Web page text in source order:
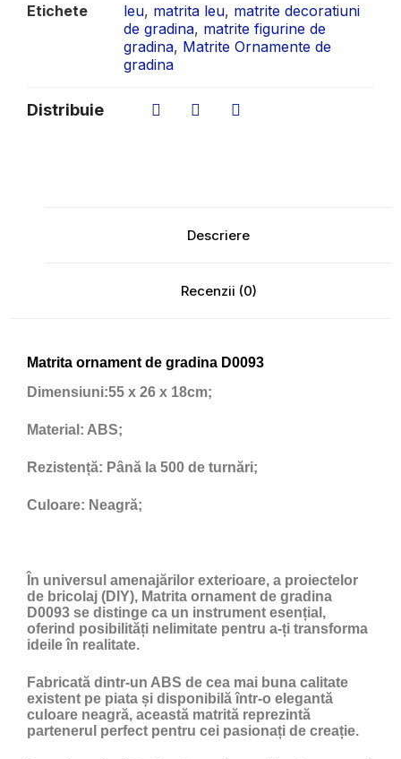
Etichete
leu, matrita leu, matrite decoratiuni
de gradina, matrite figurine de
gradina, Matrite Ornamente de
gradina
Distribuie
Descriere
Recenzii (0)
Matrita ornament de gradina D0093
Dimensiuni:55 x 26 x 18cm;
Material: ABS;
Rezistență: Până la 500 de turnări;
Culoare: Neagră;
În universul amenajărilor exterioare, a proiectelor
de bricolaj (DIY), Matrita ornament de gradina
D0093 se distinge ca un instrument esențial,
oferind posibilități nelimitate pentru a-ți transforma
ideile în realitate.
Fabricată dintr-un ABS de cea mai buna calitate
existent pe piata și disponibilă într-o elegantă
culoare neagră, această matrită reprezintă
partenerul perfect pentru cei pasionați de creație.